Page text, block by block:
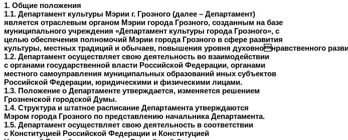
1. Общие положения
1.1. Департамент культуры Мэрии г. Грозного (далее – Департамент)
является отраслевым органом Мэрии города Грозного, созданным на базе
муниципального учреждения «Департамент культуры города Грозного», с
целью обеспечения полномочий Мэрии города Грозного в сфере развития
культуры, местных традиций и обычаев, повышения уровня духовнонравственного
1.2. Департамент осуществляет свою деятельность во взаимодействии
с органами государственной власти Российской Федерации, органами
местного самоуправления муниципальных образований иных субъектов
Российской Федерации, юридическими и физическими лицами.
1.3. Положение о Департаменте утверждается, изменяется решением
Грозненской городской Думы.
1.4. Структура и штатное расписание Департамента утверждаются
Мэром города Грозного по представлению начальника Департамента.
1.5. Департамент осуществляет свою деятельность в соответствии
с Конституцией Российской Федерации и Конституцией